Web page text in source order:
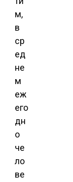
м,
в
ср
ед
не
м
еж
его
дн
о
че
ло
ве